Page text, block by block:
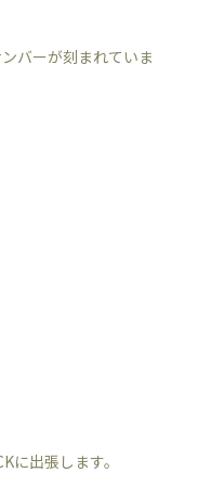
バーが刻まれていま
に出張します。